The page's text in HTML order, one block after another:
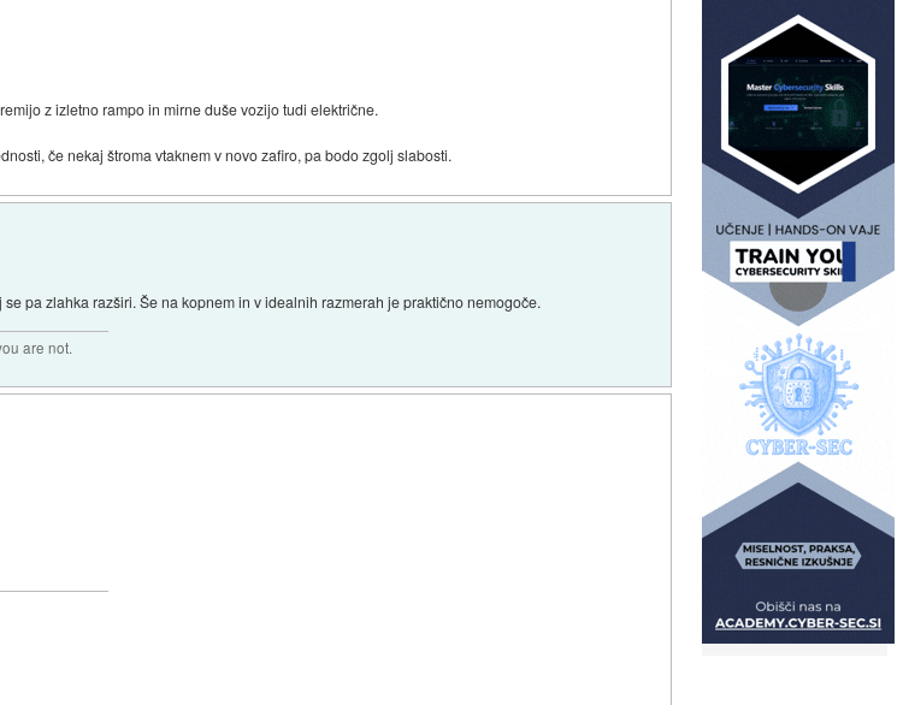
z izletno rampo in mirne duše vozijo tudi električne.
če nekaj štroma vtaknem v novo zafiro, pa bodo zgolj slabosti.
pa zlahka razširi. Še na kopnem in v idealnih razmerah je praktično nemogoče.
are not.